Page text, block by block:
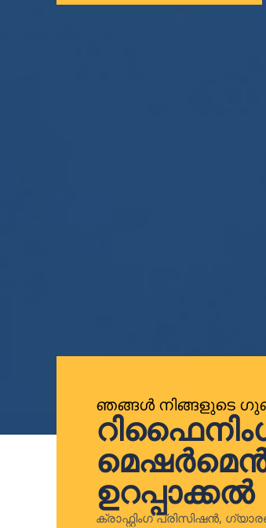
ഞങ്ങൾ നിങ്ങളുടെ
ഉറപ്പാക്കൽ
ക്രാഫ്റ്റിംഗ് പ്രിസിഷൻ,